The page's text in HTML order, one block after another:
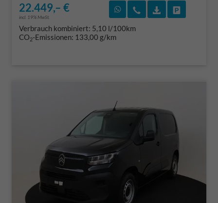
22.449,– €
incl. 19% MwSt.
Rückruf vereinbaren
Wir rufen Sie an
Verbrauch kombiniert: 5,10 l/100km
CO2-Emissionen: 133,00 g/km